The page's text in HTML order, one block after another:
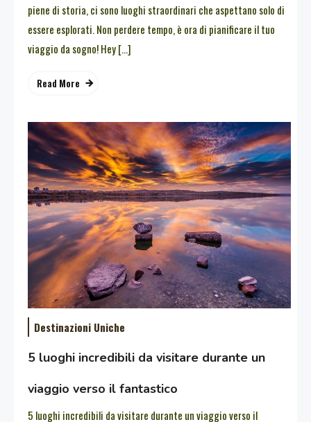
piene di storia, ci sono luoghi straordinari che aspettano solo di
essere esplorati. Non perdere tempo, è ora di pianificare il tuo
viaggio da sogno! Hey […]
Read More
Destinazioni Uniche
5 luoghi incredibili da visitare durante un
viaggio verso il fantastico
5 luoghi incredibili da visitare durante un viaggio verso il